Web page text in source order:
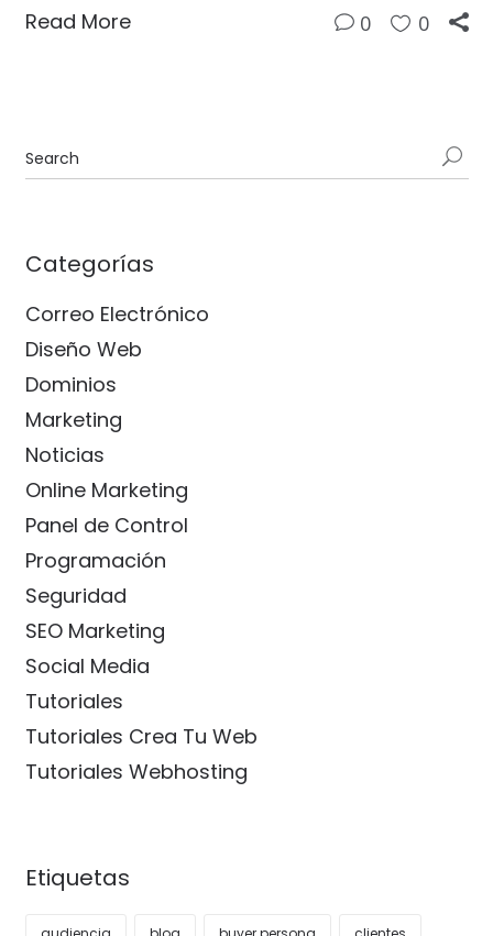
Read More 0 0
Categorías
Correo Electrónico
Diseño Web
Dominios
Marketing
Noticias
Online Marketing
Panel de Control
Programación
Seguridad
SEO Marketing
Social Media
Tutoriales
Tutoriales Crea Tu Web
Tutoriales Webhosting
Etiquetas